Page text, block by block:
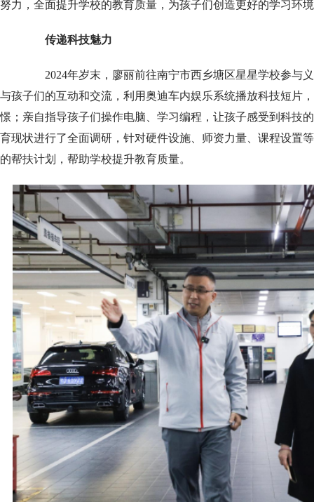
努力，全面提升学校的教育质量，为孩子们创造更好的学习环
传递科技魅力
2024年岁末，廖丽前往南宁市西乡塘区星星学校参与
与孩子们的互动和交流，利用奥迪车内娱乐系统播放科技短片
憬；亲自指导孩子们操作电脑、学习编程，让孩子感受到科技
育现状进行了全面调研，针对硬件设施、师资力量、课程设置
的帮扶计划，帮助学校提升教育质量。